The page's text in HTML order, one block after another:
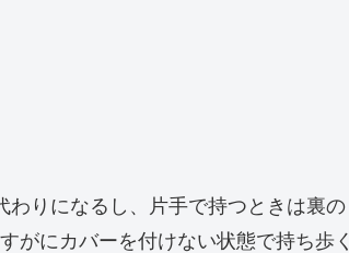
りになるし、片手で持つときは裏の
がにカバーを付けない状態で持ち歩く